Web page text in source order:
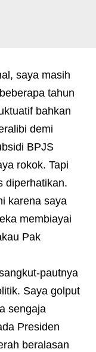
saya masih
tahun
bahkan
demi
BPJS
rokok. Tapi
diperhatikan.
karena saya
membiayai
Pak
pautnya
Saya golput
sengaja
Presiden
beralasan